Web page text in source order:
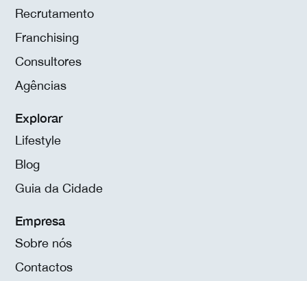
Recrutamento
Franchising
Consultores
Agências
Explorar
Lifestyle
Blog
Guia da Cidade
Empresa
Sobre nós
Contactos